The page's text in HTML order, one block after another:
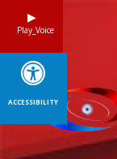
Play_Voice
ACCESSIBILITY